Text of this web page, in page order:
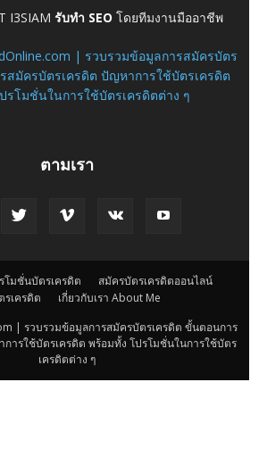
I3SIAM รับทำ SEO โดยทีมงานมืออาชีพ
| รวบรวมข้อมูลการสมัครบัตร
สมัครบัตรเครดิต ปัญหาการใช้บัตรเครดิต
รโมชั่นในการใช้บัตรเครดิตต่าง ๆ
ตามเรา
โมชั่นบัตรเครดิต
สมัครบัตรเครดิตออนไลน์
รเครดิต
เกี่ยวกับเรา About Me
| รวบรวมข้อมูลการสมัครบัตรเครดิต ขั้นตอนการ
ารใช้บัตรเครดิต พร้อมทั้ง โปรโมชั่นในการใช้บัตร
เครดิตต่าง ๆ